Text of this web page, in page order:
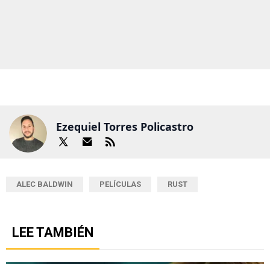
Ezequiel Torres Policastro
ALEC BALDWIN PELÍCULAS RUST
LEE TAMBIÉN